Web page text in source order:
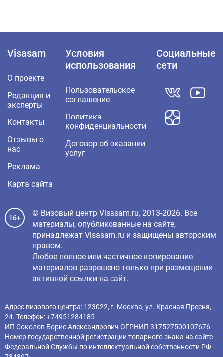
Visasam
О проекте
Редакция и
эксперты
Контакты
Отзывы о
нас
Реклама
Карта сайта
Условия
использования
Пользовательское
соглашение
Политика
конфиденциальности
Договор об оказании
услуг
Социальные
сети
16+
© Визовый центр Visasam.ru, 2013-2026. Все
материалы, опубликованные на сайте,
принадлежат Visasam.ru и защищены авторским
правом.
Любое полное или частичное копирование
материалов разрешено только при размещении
активной ссылки на сайт.
Адрес визового центра: 123022, г. Москва, ул. Красная Пресня,
24. Телефон:+74951284185
ИП Соколов Борис Александрович ОГРНИП 317527500107676
Номер государственной регистрации товарного знака на сайте
Федеральной Службы по интеллектуальной собственности РФ